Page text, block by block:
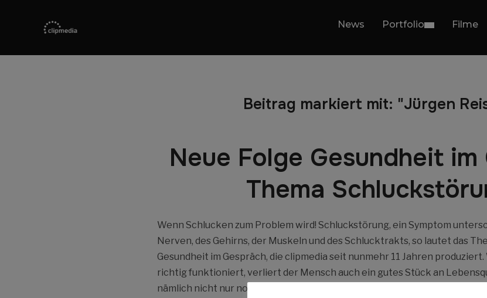
News Portfolio Filme
Beitrag markiert mit: "Jürgen
Neue Folge Gesundheit im
Thema
Wenn Schlucken zum Problem wird! Schluckstörung, ein Symptom
Nerven, des Gehirns, der Muskeln und des Schlucktrakts, so lautet das
Gesundheit im Gespräch, die clipmedia seit nunmehr 11 Jahren
richtig funktioniert, verliert der Mensch auch ein gutes Stück an
nämlich nicht nur notwendig, sondern hat auch etwas mit Genießen zu